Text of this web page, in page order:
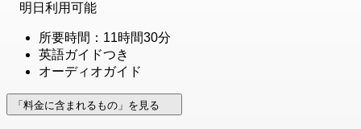
明日利用可能
所要時間：11時間30分
英語ガイドつき
オーディオガイド
「料金に含まれるもの」を見る